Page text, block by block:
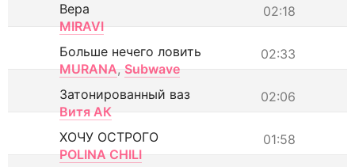
02:18
Вера
MIRAVI
02:33
Больше нечего ловить
MURANA, Subwave
02:06
Затонированный ваз
Витя АК
01:58
ХОЧУ ОСТРОГО
POLINA CHILI